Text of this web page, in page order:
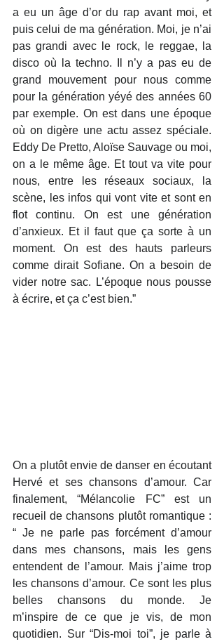
a eu un âge d’or du rap avant moi, et
puis celui de ma génération. Moi, je n’ai
pas grandi avec le rock, le reggae, la
disco où la techno. Il n’y a pas eu de
grand mouvement pour nous comme
pour la génération yéyé des années 60
par exemple. On est dans une époque
où on digère une actu assez spéciale.
Eddy De Pretto, Aloïse Sauvage ou moi,
on a le même âge. Et tout va vite pour
nous, entre les réseaux sociaux, la
scène, les infos qui vont vite et sont en
flot continu. On est une génération
d’anxieux. Et il faut que ça sorte à un
moment. On est des hauts parleurs
comme dirait Sofiane. On a besoin de
vider notre sac. L’époque nous pousse
à écrire, et ça c’est bien.”
On a plutôt envie de danser en écoutant
Hervé et ses chansons d’amour. Car
finalement, “Mélancolie FC” est un
recueil de chansons plutôt romantique :
“ Je ne parle pas forcément d’amour
dans mes chansons, mais les gens
entendent de l’amour. Mais j’aime trop
les chansons d’amour. Ce sont les plus
belles chansons du monde. Je
m’inspire de ce que je vis, de mon
quotidien. Sur “Dis-moi toi”, je parle à